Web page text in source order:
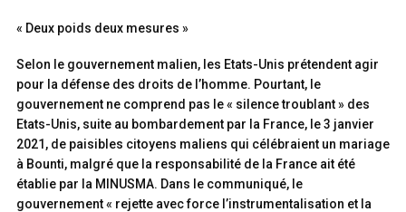
« Deux poids deux mesures »
Selon le gouvernement malien, les Etats-Unis prétendent agir
pour la défense des droits de l’homme. Pourtant, le
gouvernement ne comprend pas le « silence troublant » des
Etats-Unis, suite au bombardement par la France, le 3 janvier
2021, de paisibles citoyens maliens qui célébraient un mariage
à Bounti, malgré que la responsabilité de la France ait été
établie par la MINUSMA. Dans le communiqué, le
gouvernement « rejette avec force l’instrumentalisation et la